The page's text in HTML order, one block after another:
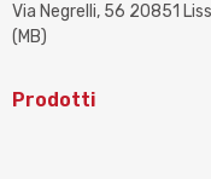
Via Negrelli, 56 20851
(MB)
Prodotti